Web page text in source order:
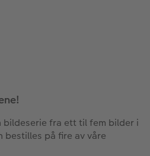
bildeserie fra ett til fem bilder i
på fire av våre